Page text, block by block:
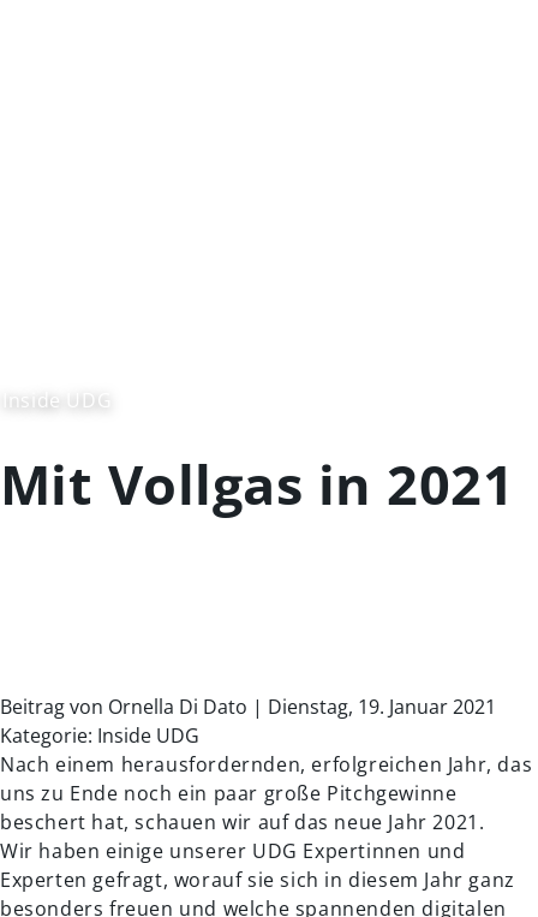
Inside UDG
Mit Vollgas in 2021
Beitrag von Ornella Di Dato | Dienstag, 19. Januar 2021
Kategorie: Inside UDG
Nach einem herausfordernden, erfolgreichen Jahr, das
uns zu Ende noch ein paar große Pitchgewinne
beschert hat, schauen wir auf das neue Jahr 2021.
Wir haben einige unserer UDG Expertinnen und
Experten gefragt, worauf sie sich in diesem Jahr ganz
besonders freuen und welche spannenden digitalen